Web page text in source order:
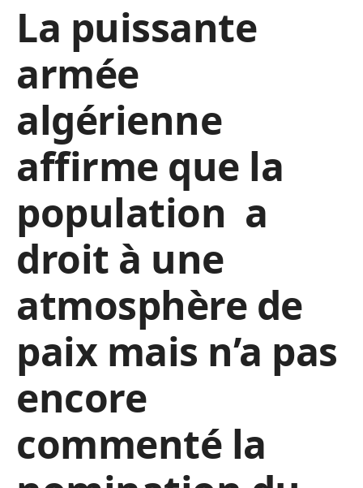
La puissante
armée
algérienne
affirme que la
population a
droit à une
atmosphère de
paix mais n’a pas
encore
commenté la